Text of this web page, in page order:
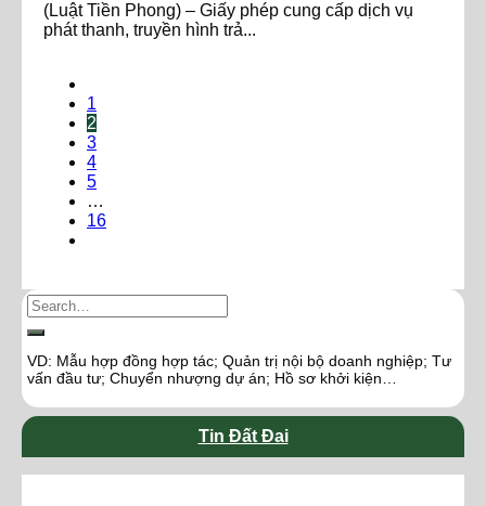
(Luật Tiền Phong) – Giấy phép cung cấp dịch vụ
phát thanh, truyền hình trả...
1
2
3
4
5
…
16
VD: Mẫu hợp đồng hợp tác; Quản trị nội bộ doanh nghiệp; Tư
vấn đầu tư; Chuyển nhượng dự án; Hồ sơ khởi kiện…
Tin Đất Đai